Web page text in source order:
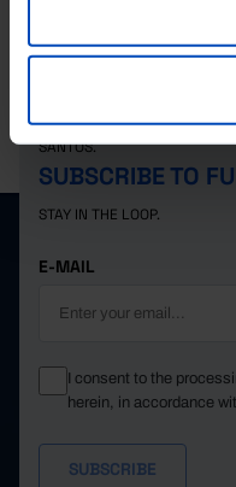
PORDATA IS A PROJECT OF
SANTOS.
SUBSCRIBE TO
STAY IN THE LOOP.
E-MAIL
I consent to the
herein, in accordance